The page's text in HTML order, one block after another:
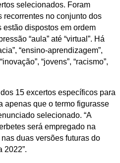
selecionados. Foram
recorrentes no conjunto dos
estão dispostos em ordem
“aula” até “virtual”. Há
“ensino-aprendizagem”,
“jovens”, “racismo”,
15 excertos específicos para
apenas que o termo figurasse
selecionado. “A
será empregado na
duas versões futuras do
2022”.